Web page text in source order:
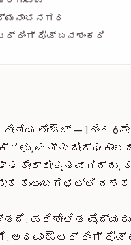
ನಗರ
ರಿಂಗ್ ರೋಡ್ ಬನಶಂಕರಿ
ಲೇಔಟ್ — 1ರಿಂದ
ಮತ್ತು
ಕುಟುಂಬಗಳಲ್ಲಿ
ಪರಿಶೀಲಿತ ವೈದ್ಯರು
ಅಥವಾ ಔಟರ್ ರಿಂಗ್